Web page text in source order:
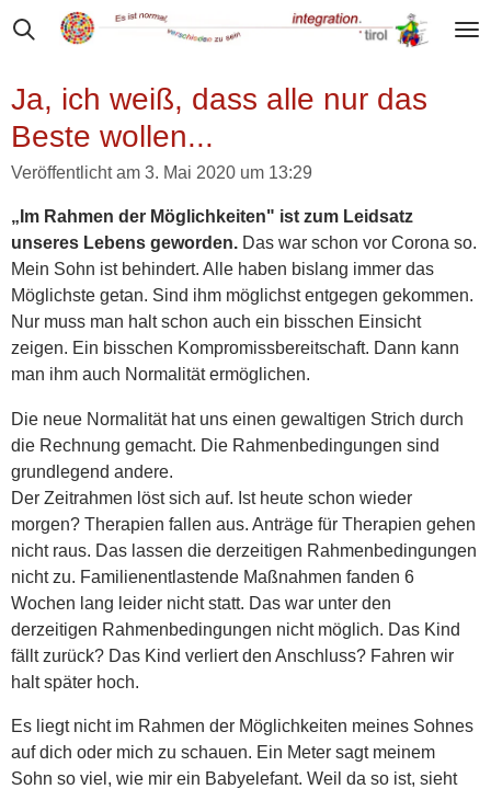
Zum
Hauptinhalt
Ja, ich weiß, dass alle nur das
Beste wollen...
Veröffentlicht am 3. Mai 2020 um 13:29
„Im Rahmen der Möglichkeiten" ist zum Leidsatz
unseres Lebens geworden. Das war schon vor Corona so.
Mein Sohn ist behindert. Alle haben bislang immer das
Möglichste getan. Sind ihm möglichst entgegen gekommen.
Nur muss man halt schon auch ein bisschen Einsicht
zeigen. Ein bisschen Kompromissbereitschaft. Dann kann
man ihm auch Normalität ermöglichen.
Die neue Normalität hat uns einen gewaltigen Strich durch
die Rechnung gemacht. Die Rahmenbedingungen sind
grundlegend andere.
Der Zeitrahmen löst sich auf. Ist heute schon wieder
morgen? Therapien fallen aus. Anträge für Therapien gehen
nicht raus. Das lassen die derzeitigen Rahmenbedingungen
nicht zu. Familienentlastende Maßnahmen fanden 6
Wochen lang leider nicht statt. Das war unter den
derzeitigen Rahmenbedingungen nicht möglich. Das Kind
fällt zurück? Das Kind verliert den Anschluss? Fahren wir
halt später hoch.
Es liegt nicht im Rahmen der Möglichkeiten meines Sohnes
auf dich oder mich zu schauen. Ein Meter sagt meinem
Sohn so viel, wie mir ein Babyelefant. Weil da so ist, sieht